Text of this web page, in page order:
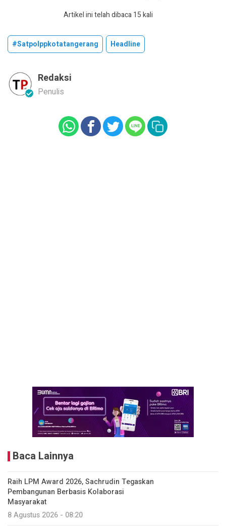
Artikel ini telah dibaca 15 kali
#satpolppkotatangerang Headline
Redaksi
Penulis
Baca Lainnya
Raih LPM Award 2026, Sachrudin Tegaskan
Pembangunan Berbasis Kolaborasi
Masyarakat
8 Agustus 2026 - 08:20